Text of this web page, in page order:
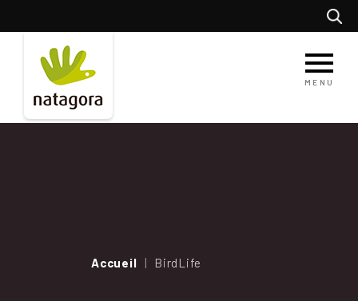
principal
MENU
Accueil BirdLife